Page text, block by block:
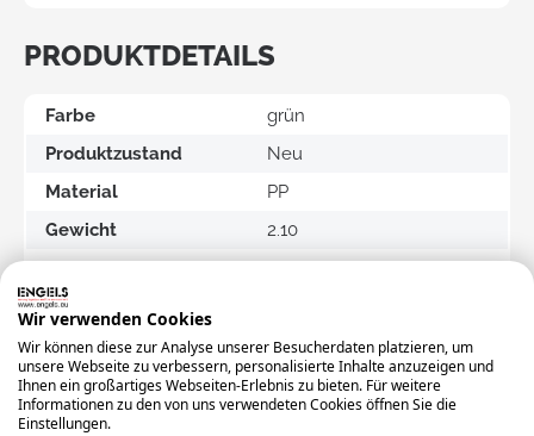
PRODUKTDETAILS
Farbe
grün
Produktzustand
Neu
Material
PP
Gewicht
2.10
Breite (mm)
Höhe (mm)
270
Volumen (L)
50
Versandeinheit
Wir verwenden Cookies
Wir können diese zur Analyse unserer Besucherdaten platzieren, um
unsere Webseite zu verbessern, personalisierte Inhalte anzuzeigen und
Ihnen ein großartiges Webseiten-Erlebnis zu bieten. Für weitere
Informationen zu den von uns verwendeten Cookies öffnen Sie die
Einstellungen.